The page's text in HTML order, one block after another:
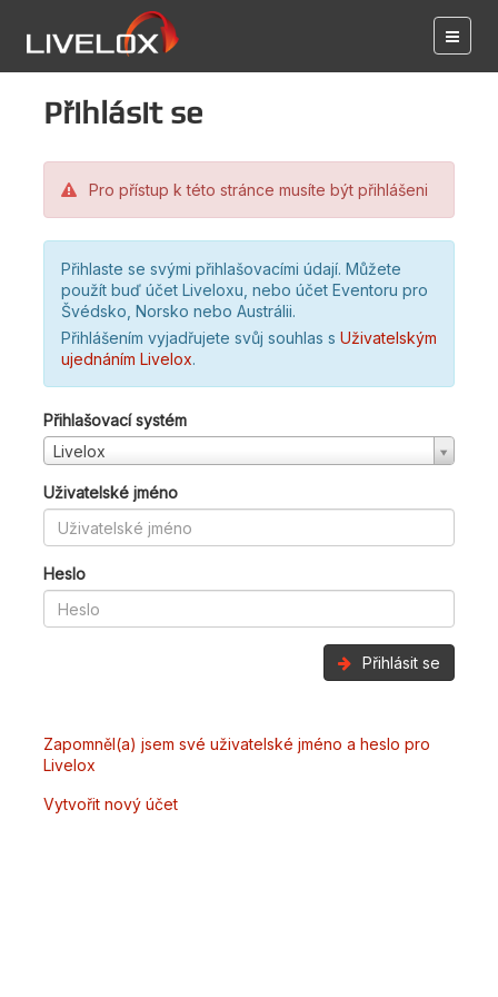
Přihlásit se
Pro přístup k této stránce musíte být přihlášeni
Přihlaste se svými přihlašovacími údají. Můžete
použít buď účet Liveloxu, nebo účet Eventoru pro
Švédsko, Norsko nebo Austrálii.
Přihlášením vyjadřujete svůj souhlas s Uživatelským
ujednáním Livelox.
Přihlašovací systém
Livelox
Uživatelské jméno
Heslo
Přihlásit se
Zapomněl(a) jsem své uživatelské jméno a heslo pro
Livelox
Vytvořit nový účet